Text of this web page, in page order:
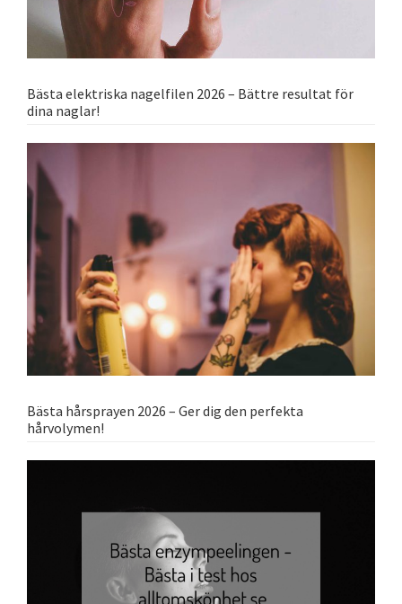
Bästa elektriska nagelfilen 2026 – Bättre resultat för
dina naglar!
Bästa hårsprayen 2026 – Ger dig den perfekta
hårvolymen!